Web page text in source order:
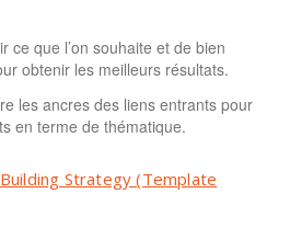
ce que l’on souhaite et de bien
obtenir les meilleurs résultats.
les ancres des liens entrants pour
en terme de thématique.
Strategy (Template